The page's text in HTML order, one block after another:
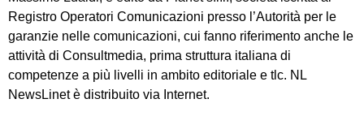
Registro Operatori Comunicazioni presso l’Autorità per le
garanzie nelle comunicazioni, cui fanno riferimento anche le
attività di Consultmedia, prima struttura italiana di
competenze a più livelli in ambito editoriale e tlc. NL
NewsLinet è distribuito via Internet.